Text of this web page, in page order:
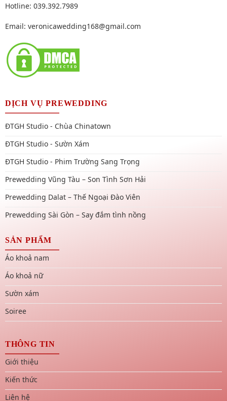
Hotline: 039.392.7989
Email: veronicawedding168@gmail.com
DỊCH VỤ PREWEDDING
ĐTGH Studio - Chùa Chinatown
ĐTGH Studio - Sườn Xám
ĐTGH Studio - Phim Trường Sang Trọng
Prewedding Vũng Tàu – Son Tình Sơn Hải
Prewedding Dalat – Thế Ngoại Đào Viên
Prewedding Sài Gòn – Say đắm tình nồng
SẢN PHẨM
Áo khoả nam
Áo khoả nữ
Sườn xám
Soiree
THÔNG TIN
Giới thiệu
Kiến thức
Liên hệ